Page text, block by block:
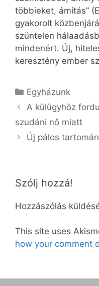
többieket, ámítás”
gyakorolt
szüntelen
mindenért. Új,
keresztény ember
Kategória
Egyházunk
A külügyhöz
szudáni nő miatt
Új pálos
Szólj hozzá!
Hozzászólás
This site uses
how your comment